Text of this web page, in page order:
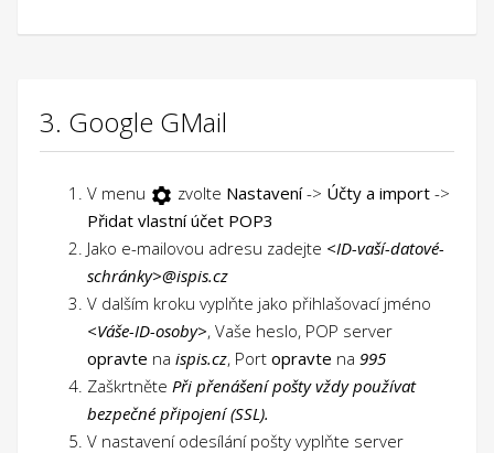
3. Google GMail
V menu zvolte Nastavení-> Účty a import ->
Přidat vlastní účet POP3
Jako e-mailovou adresu zadejte <ID-vaší-datové-
schránky>@ispis.cz
V dalším kroku vyplňte jako přihlašovací jméno
<Váše-ID-osoby>, Vaše heslo, POP server
opravte na ispis.cz, Port opravte na 995
Zaškrtněte Při přenášení pošty vždy používat
bezpečné připojení (SSL).
V nastavení odesílání pošty vyplňte server